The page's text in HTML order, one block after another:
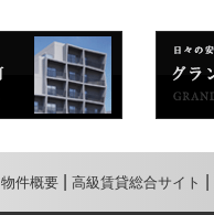
物件概要 高級賃貸総合サイト